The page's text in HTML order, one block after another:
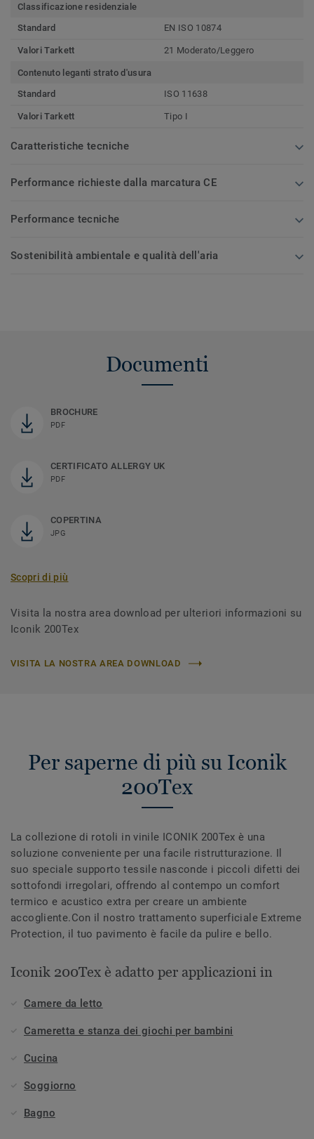
Classificazione residenziale
Standard
EN ISO 10874
Valori Tarkett 21 Moderato/Leggero
Contenuto leganti strato d'usura
Standard
ISO 11638
Valori Tarkett Tipo I
Caratteristiche tecniche
Performance richieste dalla marcatura CE
Performance tecniche
Sostenibilità ambientale e qualità dell'aria
Documenti
BROCHURE
PDF
CERTIFICATO ALLERGY UK
PDF
COPERTINA
JPG
Scopri di più
Visita la nostra area download per ulteriori informazioni su
Iconik 200Tex
VISITA LA NOSTRA AREA DOWNLOAD
Per saperne di più su Iconik
200Tex
La collezione di rotoli in vinile ICONIK 200Tex è una
soluzione conveniente per una facile ristrutturazione. Il
suo speciale supporto tessile nasconde i piccoli difetti dei
sottofondi irregolari, offrendo al contempo un comfort
termico e acustico extra per creare un ambiente
accogliente.Con il nostro trattamento superficiale Extreme
Protection, il tuo pavimento è facile da pulire e bello.
Iconik 200Tex è adatto per applicazioni in
Camere da letto
Cameretta e stanza dei giochi per bambini
Cucina
Soggiorno
Bagno